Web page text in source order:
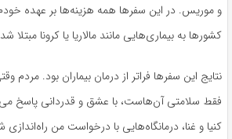
و موریس. در این سفرها همه هزینه‌ها بر عهده
کشورها به بیماری‌هایی مانند مالاریا یا کرونا مبتلا
نتایج این سفرها فراتر از درمان بیماران بود.
فقط سلامتی آن‌هاست، با عشق و قدردانی پاسخ
کنیا و غنا، درمانگاه‌هایی با درخواست من راه‌اندازی